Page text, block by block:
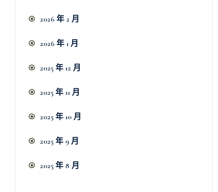
2026 年 2 月
2026 年 1 月
2025 年 12 月
2025 年 11 月
2025 年 10 月
2025 年 9 月
2025 年 8 月